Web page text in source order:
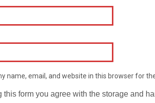
name, email, and website in this browser for
this form you agree with the storage and